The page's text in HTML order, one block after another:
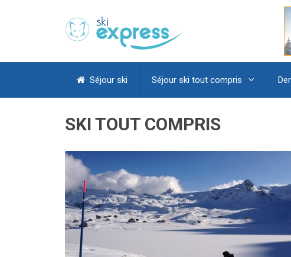
Séjour ski Séjour ski tout compris
SKI TOUT COMPRIS